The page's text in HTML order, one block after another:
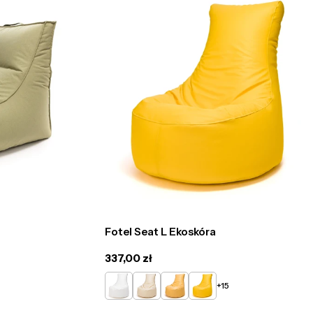
Fotel Seat L Ekoskóra
Cena
regularna
337,00 zł
Biały
BeżowyŻółty Słoneczny
+15